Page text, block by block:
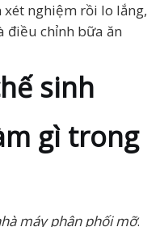
xét nghiệm rồi lo lắng,
điều chỉnh bữa ăn
sinh
gì trong
máy phân phối mỡ.